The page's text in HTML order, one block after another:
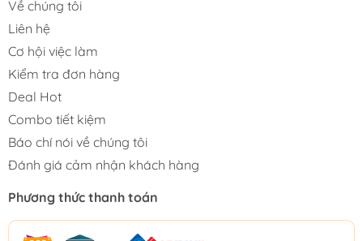
Về chúng tôi
Liên hệ
Cơ hội việc làm
Kiểm tra đơn hàng
Deal Hot
Combo tiết kiệm
Báo chí nói về chúng tôi
Đánh giá cảm nhận khách hàng
Phương thức thanh toán